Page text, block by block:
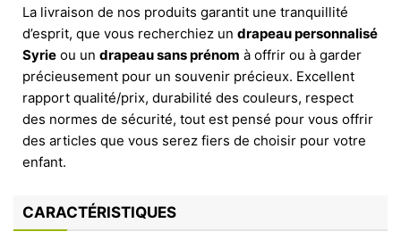
La livraison de nos produits garantit une tranquillité
d’esprit, que vous recherchiez un drapeau personnalisé
Syrie ou un drapeau sans prénom à offrir ou à garder
précieusement pour un souvenir précieux. Excellent
rapport qualité/prix, durabilité des couleurs, respect
des normes de sécurité, tout est pensé pour vous offrir
des articles que vous serez fiers de choisir pour votre
enfant.
CARACTÉRISTIQUES